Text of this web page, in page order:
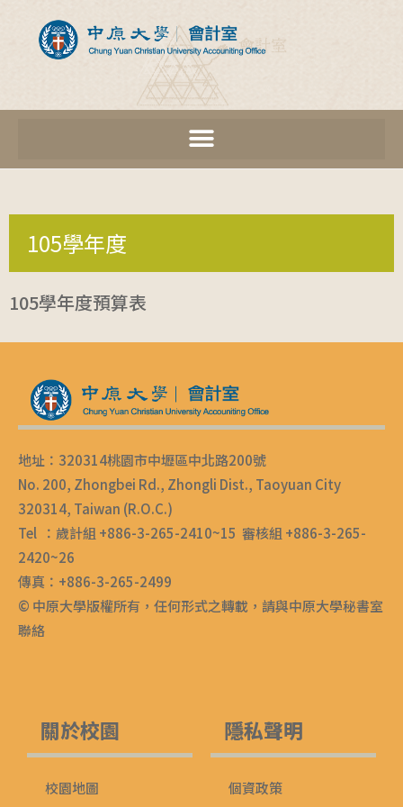
105學年度
105學年度預算表
地址：320314桃園市中壢區中北路200號
No. 200, Zhongbei Rd., Zhongli Dist., Taoyuan City
320314, Taiwan (R.O.C.)
Tel ：歲計組 +886-3-265-2410~15 審核組 +886-3-265-
2420~26
傳真：+886-3-265-2499
© 中原大學版權所有，任何形式之轉載，請與中原大學秘書室
聯絡
關於校園
校園地圖
隱私聲明
個資政策